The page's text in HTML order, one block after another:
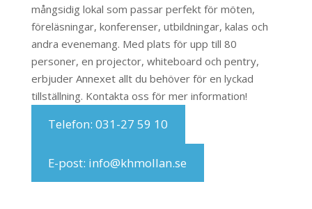
mångsidig lokal som passar perfekt för möten,
föreläsningar, konferenser, utbildningar, kalas och
andra evenemang. Med plats för upp till 80
personer, en projector, whiteboard och pentry,
erbjuder Annexet allt du behöver för en lyckad
tillställning. Kontakta oss för mer information!
Telefon: 031-27 59 10
E-post: info@khmollan.se